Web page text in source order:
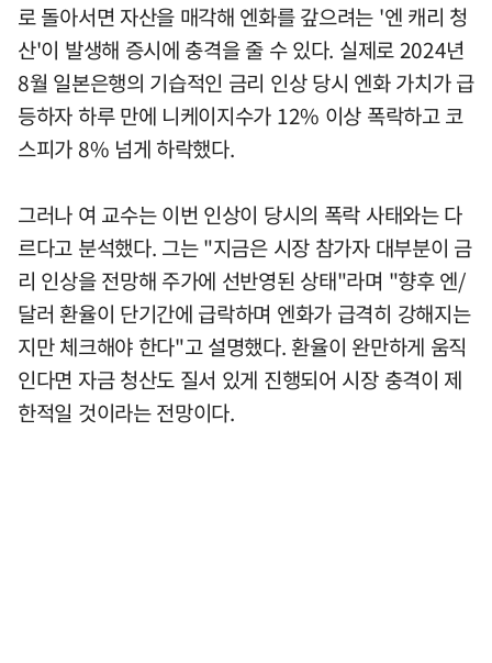
로 돌아서면 자산을 매각해 엔화를 갚으려는 '엔 캐리 청
산'이 발생해 증시에 충격을 줄 수 있다. 실제로 2024년
8월 일본은행의 기습적인 금리 인상 당시 엔화 가치가 급
등하자 하루 만에 니케이지수가 12% 이상 폭락하고 코
스피가 8% 넘게 하락했다.
그러나 여 교수는 이번 인상이 당시의 폭락 사태와는 다
르다고 분석했다. 그는 "지금은 시장 참가자 대부분이 금
리 인상을 전망해 주가에 선반영된 상태"라며 "향후 엔/
달러 환율이 단기간에 급락하며 엔화가 급격히 강해지는
지만 체크해야 한다"고 설명했다. 환율이 완만하게 움직
인다면 자금 청산도 질서 있게 진행되어 시장 충격이 제
한적일 것이라는 전망이다.